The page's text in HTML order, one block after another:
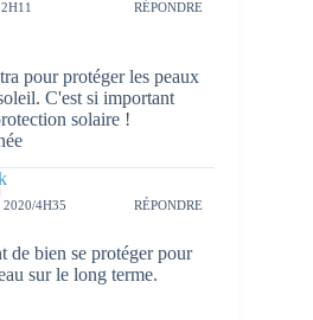
RÉPONDRE
pour protéger les peaux
C'est si important
solaire !
2020/4H35 RÉPONDRE
de bien se protéger pour
sur le long terme.